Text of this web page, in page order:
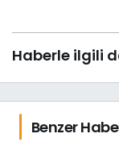
Haberle ilgili
Benzer